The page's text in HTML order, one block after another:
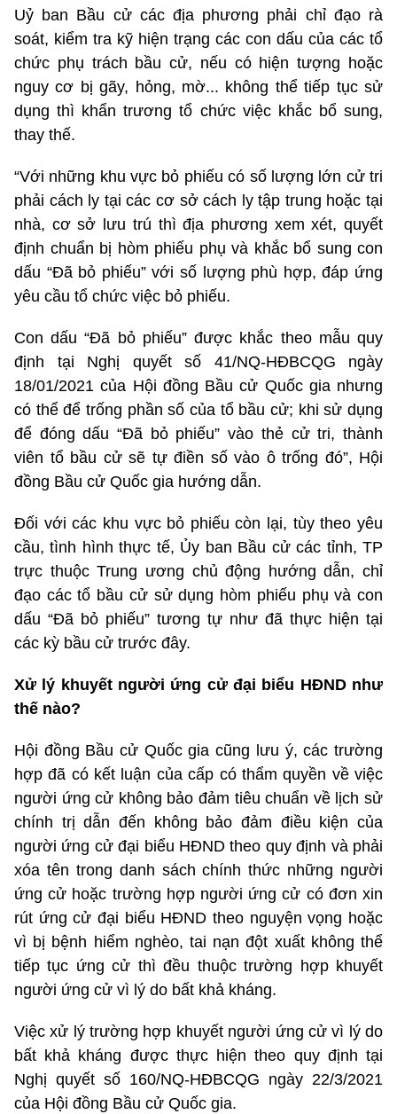
Uỷ ban Bầu cử các địa phương phải chỉ đạo rà
soát, kiểm tra kỹ hiện trạng các con dấu của các tổ
chức phụ trách bầu cử, nếu có hiện tượng hoặc
nguy cơ bị gãy, hỏng, mờ... không thể tiếp tục sử
dụng thì khẩn trương tổ chức việc khắc bổ sung,
thay thế.
“Với những khu vực bỏ phiếu có số lượng lớn cử tri
phải cách ly tại các cơ sở cách ly tập trung hoặc tại
nhà, cơ sở lưu trú thì địa phương xem xét, quyết
định chuẩn bị hòm phiếu phụ và khắc bổ sung con
dấu “Đã bỏ phiếu” với số lượng phù hợp, đáp ứng
yêu cầu tổ chức việc bỏ phiếu.
Con dấu “Đã bỏ phiếu” được khắc theo mẫu quy
định tại Nghị quyết số 41/NQ-HĐBCQG ngày
18/01/2021 của Hội đồng Bầu cử Quốc gia nhưng
có thể để trống phần số của tổ bầu cử; khi sử dụng
để đóng dấu “Đã bỏ phiếu” vào thẻ cử tri, thành
viên tổ bầu cử sẽ tự điền số vào ô trống đó”, Hội
đồng Bầu cử Quốc gia hướng dẫn.
Đối với các khu vực bỏ phiếu còn lại, tùy theo yêu
cầu, tình hình thực tế, Ủy ban Bầu cử các tỉnh, TP
trực thuộc Trung ương chủ động hướng dẫn, chỉ
đạo các tổ bầu cử sử dụng hòm phiếu phụ và con
dấu “Đã bỏ phiếu” tương tự như đã thực hiện tại
các kỳ bầu cử trước đây.
Xử lý khuyết người ứng cử đại biểu HĐND như
thế nào?
Hội đồng Bầu cử Quốc gia cũng lưu ý, các trường
hợp đã có kết luận của cấp có thẩm quyền về việc
người ứng cử không bảo đảm tiêu chuẩn về lịch sử
chính trị dẫn đến không bảo đảm điều kiện của
người ứng cử đại biểu HĐND theo quy định và phải
xóa tên trong danh sách chính thức những người
ứng cử hoặc trường hợp người ứng cử có đơn xin
rút ứng cử đại biểu HĐND theo nguyện vọng hoặc
vì bị bệnh hiểm nghèo, tai nạn đột xuất không thể
tiếp tục ứng cử thì đều thuộc trường hợp khuyết
người ứng cử vì lý do bất khả kháng.
Việc xử lý trường hợp khuyết người ứng cử vì lý do
bất khả kháng được thực hiện theo quy định tại
Nghị quyết số 160/NQ-HĐBCQG ngày 22/3/2021
của Hội đồng Bầu cử Quốc gia.